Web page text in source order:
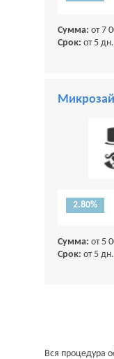
Сумма: от 7
Срок: от 5
2.80%
Сумма: от 5
Срок: от 5
Вся процедура